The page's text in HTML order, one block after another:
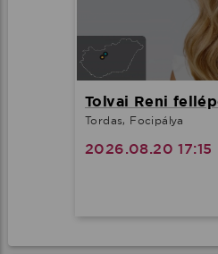
Tolvai Reni
Tordas, Focipálya
2026.08.20 17:15